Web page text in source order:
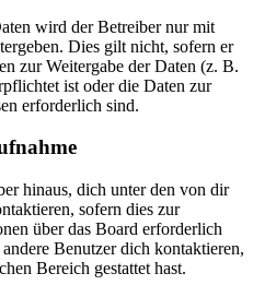
wird der Betreiber nur mit
Dies gilt nicht, sofern er
zur Weitergabe der Daten (z. B.
ist oder die Daten zur
erforderlich sind.
hinaus, dich unter den von dir
sofern dies zur
über das Board erforderlich
Benutzer dich kontaktieren,
Bereich gestattet hast.